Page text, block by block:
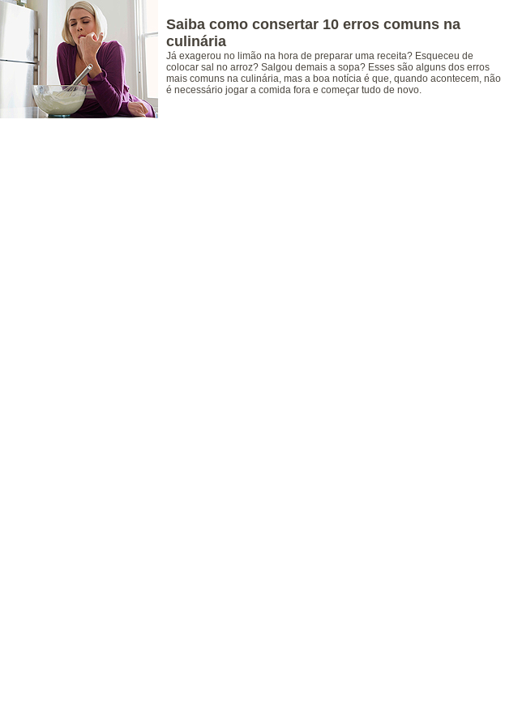
Saiba como consertar 10 erros comuns na
culinária
Já exagerou no limão na hora de preparar uma receita? Esqueceu de
colocar sal no arroz? Salgou demais a sopa? Esses são alguns dos erros
mais comuns na culinária, mas a boa notícia é que, quando acontecem, não
é necessário jogar a comida fora e começar tudo de novo.